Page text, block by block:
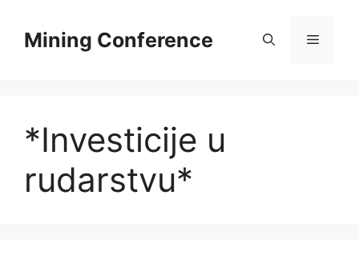
contentMining Conference Menu
*Investicije u
rudarstvu*